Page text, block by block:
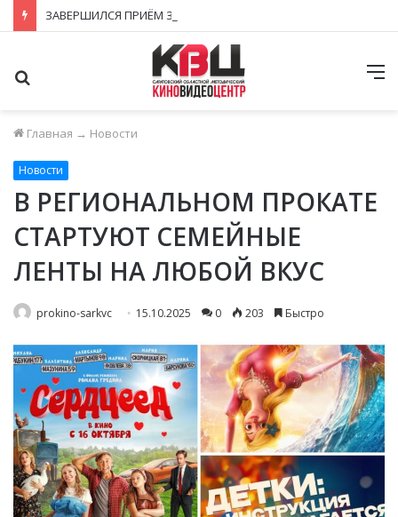
Главная → Новости
Новости
В РЕГИОНАЛЬНОМ ПРОКАТЕ
СТАРТУЮТ СЕМЕЙНЫЕ
ЛЕНТЫ НА ЛЮБОЙ ВКУС
prokino-sarkvc 15.10.2025 0 203 Быстро